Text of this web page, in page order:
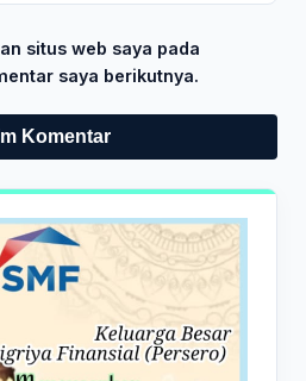
situs web saya pada
saya berikutnya.